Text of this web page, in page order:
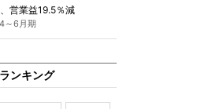
営業益19.5％減
～6月期
ンキング